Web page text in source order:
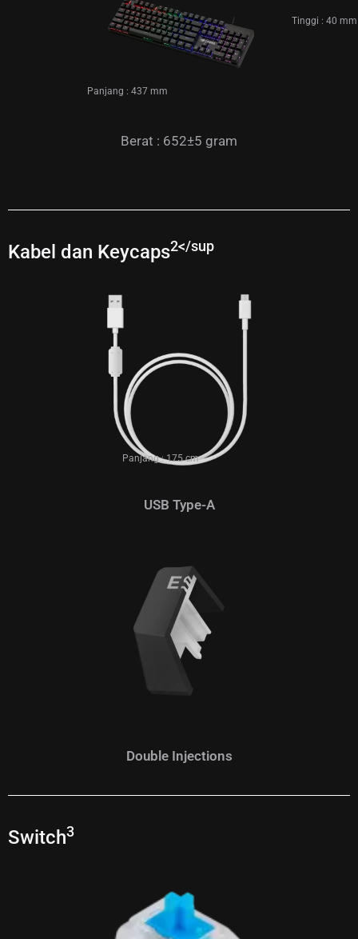
Berat : 652±5 gram
Panjang : 437 mm
Panjang : 175 cm
Tinggi : 40 mm
Kabel dan Keycaps2</sup
USB Type-A
Double Injections
Switch3